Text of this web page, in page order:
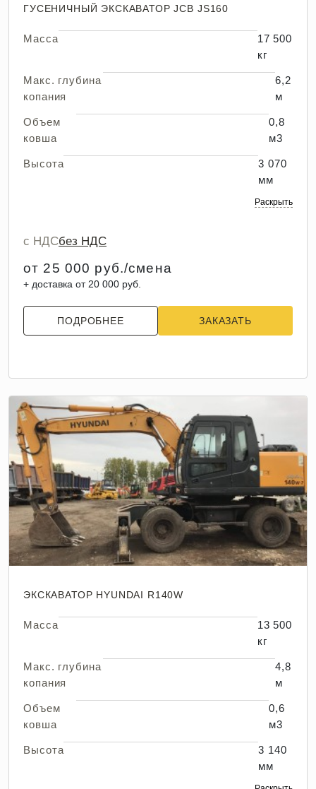
ГУСЕНИЧНЫЙ ЭКСКАВАТОР JCB JS160
Масса
17 500
кг
Макс. глубина
копания
6,2
м
Объем
ковша
0,8
м3
Высота
3 070
мм
Раскрыть
с НДСбез НДС
от 25 000 руб./смена
+ доставка от 20 000 руб.
ПОДРОБНЕЕ ЗАКАЗАТЬ
ЭКСКАВАТОР HYUNDAI R140W
Масса
13 500
кг
Макс. глубина
копания
4,8
м
Объем
ковша
0,6
м3
Высота
3 140
мм